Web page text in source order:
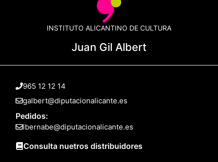
INSTITUTO ALICANTINO DE CULTURA
Juan Gil Albert
965 12 12 14
galbert@diputacionalicante.es
Pedidos:
lbernabe@diputacionalicante.es
Consulta nuetros distribuidores